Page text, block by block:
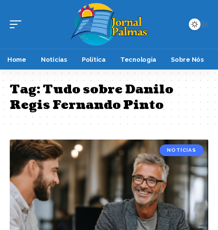
Home Notícias Política Tecnologia Sobre Nós
Tag:Tudo sobre Danilo
Regis Fernando Pinto
NOTÍCIAS